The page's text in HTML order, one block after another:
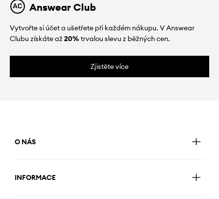
Answear Club
Vytvořte si účet a ušetřete při každém nákupu. V Answear
Clubu získáte až20%trvalou slevu z běžných cen.
Zjistěte více
O NÁS
INFORMACE